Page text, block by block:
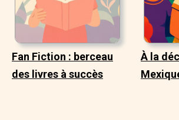
Fan Fiction : berceau
des livres à succès
À la